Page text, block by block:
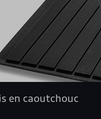
en caoutchouc